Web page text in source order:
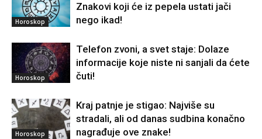
Horoskop
Znakovi koji će iz pepela ustati jači
nego ikad!
Horoskop
Telefon zvoni, a svet staje: Dolaze
informacije koje niste ni sanjali da ćete
čuti!
Horoskop
Kraj patnje je stigao: Najviše su
stradali, ali od danas sudbina konačno
nagrađuje ove znake!